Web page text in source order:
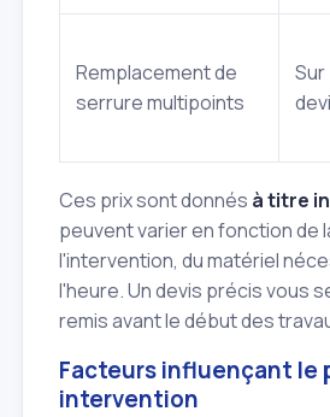
Remplacement de
serrure multipoints
Sur
Ces prix sont donnés à titre
peuvent varier en fonction de
l'intervention, du matériel
l'heure. Un devis précis vous
remis avant le début des
Facteurs influençant le
intervention